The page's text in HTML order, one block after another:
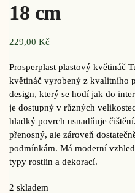
18 cm
229,00 Kč
Prosperplast plastový květináč
květináč vyrobený z kvalitního
design, který se hodí jak do
je dostupný v různých
hladký povrch usnadňuje
přenosný, ale zároveň
podmínkám. Má moderní
typy rostlin a dekorací.
2 skladem